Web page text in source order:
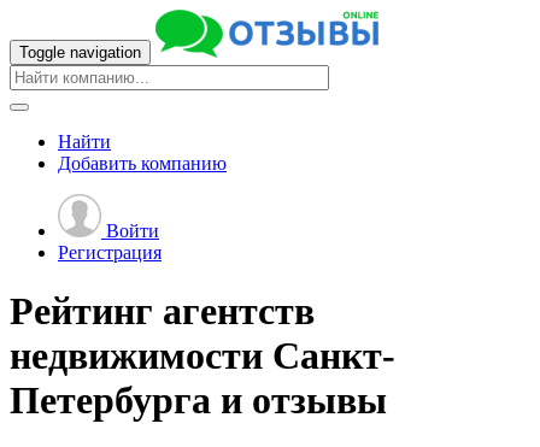
Toggle navigation
Найти
Добавить компанию
Войти
Регистрация
Рейтинг агентств
недвижимости Санкт-
Петербурга и отзывы